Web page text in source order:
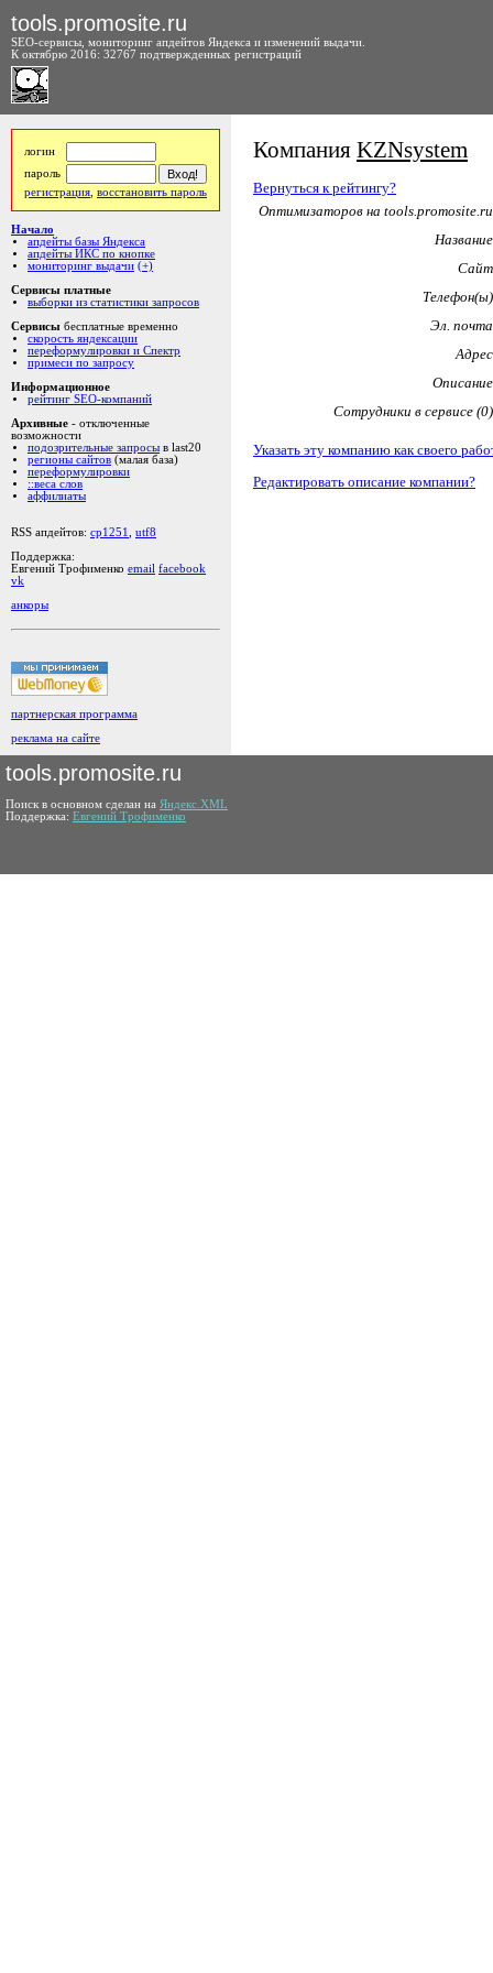
tools.promosite.ru
SEO-сервисы, мониторинг апдейтов Яндекса и изменений выдачи.
К октябрю 2016: 32767 подтвержденных регистраций
логин
пароль
регистрация восстановить пароль
Начало
апдейты базы Яндекса
апдейты ИКС по кнопке
мониторинг выдачи (+)
Сервисы платные
выборки из статистики запросов
Сервисы бесплатные временно
скорость яндексации
переформулировки и Спектр
примеси по запросу
Информационное
рейтинг SEO-компаний
Архивные - отключенные
возможности
подозрительные запросы в last20
регионы сайтов (малая база)
переформулировки
::веса слов
аффилиаты
RSS апдейтов: cp1251
utf8
Поддержка:
Евгений Трофименко email facebook
vk
анкоры
партнерская программа
реклама на сайте
Компания KZNsystem
Вернуться к рейтингу?
Оптимизаторов на tools.promosite.ru
Название
Сайт
Телефон(ы)
Эл. почта
Адрес
Описание
Сотрудники в сервисе (0)
Указать эту компанию как своего
Редактировать описание компании?
tools.promosite.ru
Поиск в основном сделан на Яндекс.XML
Поддержка: Евгений Трофименко